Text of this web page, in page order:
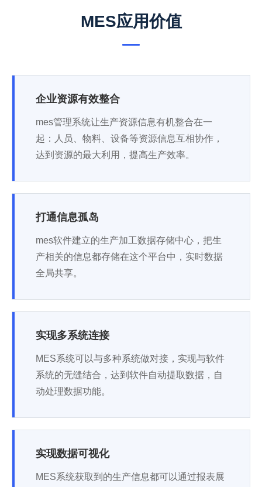
MES应用价值
企业资源有效整合
mes管理系统让生产资源信息有机整合在一
起：人员、物料、设备等资源信息互相协作，
达到资源的最大利用，提高生产效率。
打通信息孤岛
mes软件建立的生产加工数据存储中心，把生
产相关的信息都存储在这个平台中，实时数据
全局共享。
实现多系统连接
MES系统可以与多种系统做对接，实现与软件
系统的无缝结合，达到软件自动提取数据，自
动处理数据功能。
实现数据可视化
MES系统获取到的生产信息都可以通过报表展